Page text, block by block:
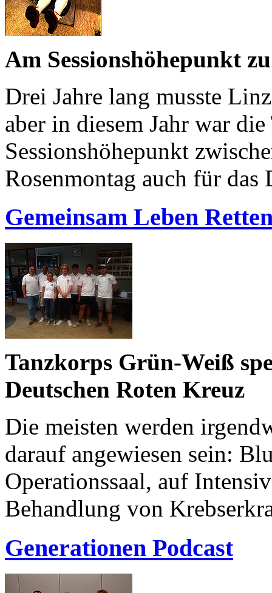
Am Sessionshöhepunkt
Drei Jahre lang musste
aber in diesem Jahr war
Sessionshöhepunkt
Rosenmontag auch für das
Gemeinsam Leben
Tanzkorps Grün-Weiß
Deutschen Roten Kreuz
Die meisten werden
darauf angewiesen sein:
Operationssaal, auf
Behandlung von
Generationen Podcast